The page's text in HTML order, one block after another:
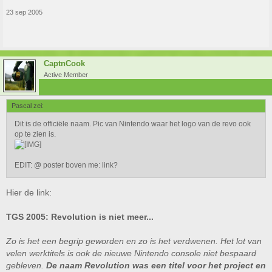
23 sep 2005
CaptnCook
Active Member
Pascal zei:
Dit is de officiële naam. Pic van Nintendo waar het logo van de revo ook
op te zien is.
EDIT: @ poster boven me: link?
Hier de link:
TGS 2005: Revolution is niet meer...
Zo is het een begrip geworden en zo is het verdwenen. Het lot van
velen werktitels is ook de nieuwe Nintendo console niet bespaard
gebleven. De naam Revolution was een titel voor het project en